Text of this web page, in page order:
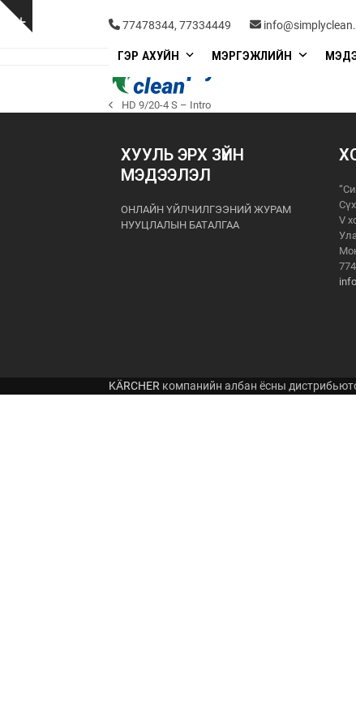
Skip
Show
77478344, 77334449
ГЭР АХУЙН МЭРГЭЖЛИЙН
previous
HD 9/20-4 S – Intro
ХУУЛЬ ЭРХ ЗҮЙН
МЭДЭЭЛЭЛ
ОНЛАЙН ҮЙЛЧИЛГЭЭНИЙ ЖУРАМ
НУУЦЛАЛЫН БАТАЛГАА
V
KÄRCHER компанийн албан ёсны